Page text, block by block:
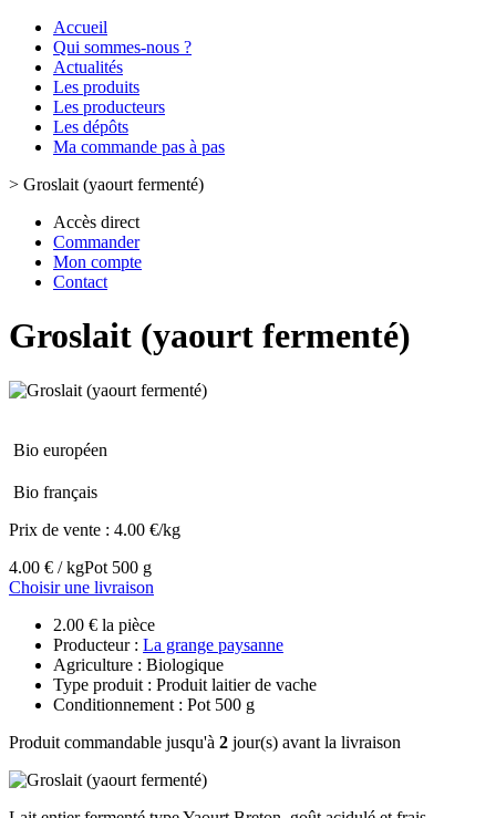
Accueil
Qui sommes-nous ?
Actualités
Les produits
Les producteurs
Les dépôts
Ma commande pas à pas
> Groslait (yaourt fermenté)
Accès direct
Commander
Mon compte
Contact
Groslait (yaourt fermenté)
Bio européen
Bio français
Prix de vente : 4.00 €/kg
4.00 € / kgPot 500 g
Choisir une livraison
2.00 € la pièce
Producteur : La grange paysanne
Agriculture : Biologique
Type produit : Produit laitier de vache
Conditionnement : Pot 500 g
Produit commandable jusqu'à 2 jour(s) avant la livraison